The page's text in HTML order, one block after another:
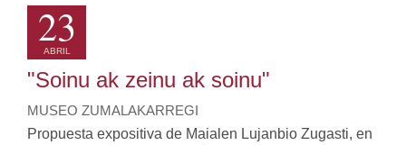
23
ABRIL
"Soinu ak zeinu ak soinu"
MUSEO ZUMALAKARREGI
Propuesta expositiva de Maialen Lujanbio Zugasti, en